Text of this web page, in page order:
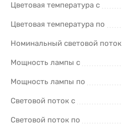
Цветовая температура с
Цветовая температура по
Номинальный световой поток
Мощность лампы с
Мощность лампы по
Световой поток с
Световой поток по